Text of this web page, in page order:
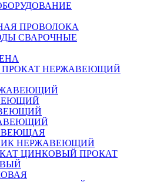
ПРОВОЛОКА
СВАРОЧНЫЕ
НЕРЖАВЕЮЩИЙ
НЕРЖАВЕЮЩИЙ
ЦИНКОВЫЙ ПРОКАТ